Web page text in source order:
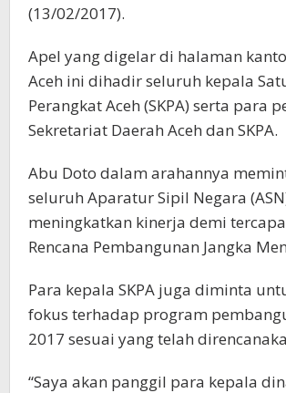
(13/02/2017).
Apel yang digelar di halaman
Aceh ini dihadir seluruh kepala
Perangkat Aceh (SKPA) serta para
Sekretariat Daerah Aceh dan SKPA.
Abu Doto dalam arahannya
seluruh Aparatur Sipil Negara
meningkatkan kinerja demi
Rencana Pembangunan Jangka
Para kepala SKPA juga diminta
fokus terhadap program
2017 sesuai yang telah
“Saya akan panggil para kepala